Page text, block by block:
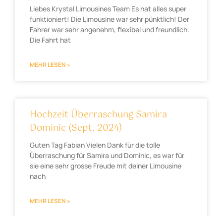
Liebes Krystal Limousines Team Es hat alles super
funktioniert! Die Limousine war sehr pünktlich! Der
Fahrer war sehr angenehm, flexibel und freundlich.
Die Fahrt hat
MEHR LESEN »
Hochzeit Überraschung Samira
Dominic (Sept. 2024)
Guten Tag Fabian Vielen Dank für die tolle
Überraschung für Samira und Dominic, es war für
sie eine sehr grosse Freude mit deiner Limousine
nach
MEHR LESEN »